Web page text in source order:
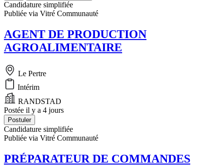
Candidature simplifiée
Publiée via Vitré Communauté
AGENT DE PRODUCTION
AGROALIMENTAIRE
Le Pertre
Intérim
RANDSTAD
Postée il y a 4 jours
Postuler
Candidature simplifiée
Publiée via Vitré Communauté
PRÉPARATEUR DE COMMANDES